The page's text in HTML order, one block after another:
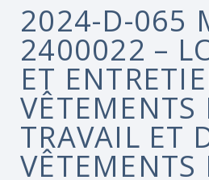
2024-D-065
2400022 –
ET
VÊTEMENTS
TRAVAIL ET
VÊTEMENTS